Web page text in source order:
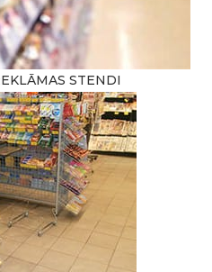
STENDI